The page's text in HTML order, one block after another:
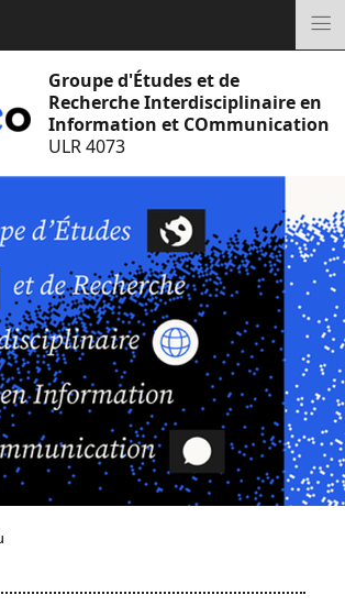
Groupe d'Études et de
Recherche Interdisciplinaire en
Information et COmmunication
ULR 4073
panel